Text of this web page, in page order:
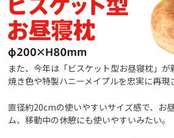
また、今年は「ビスケット型お昼寝枕」が
焼き色や特製ハニーメイプルを忠実に再現
直径約20cmの使いやすいサイズ感で、お
ム、移動中の休憩にも使いやすいみたい。